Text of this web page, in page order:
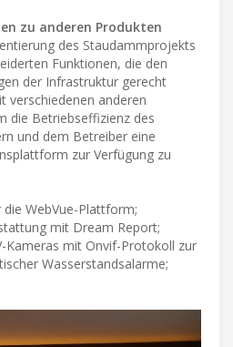
zu anderen Produkten
des Staudammprojekts
Funktionen, die den
der Infrastruktur gerecht
verschiedenen anderen
die Betriebseffizienz des
und dem Betreiber eine
zur Verfügung zu
WebVue-Plattform;
mit Dream Report;
Kameras mit Onvif-Protokoll zur
Wasserstandsalarme;